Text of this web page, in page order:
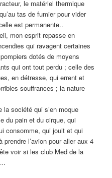
le matériel thermique
tas de fumier pour vider
est permanente..
mon esprit repasse en
qui ravagent certaines
dotés de moyens
qui ont tout perdu ; celle des
en détresse, qui errent et
souffrances ; la nature
société qui s’en moque
du pain et du cirque, qui
consomme, qui jouit et qui
l’avion pour aller aux 4
voir si les club Med de la